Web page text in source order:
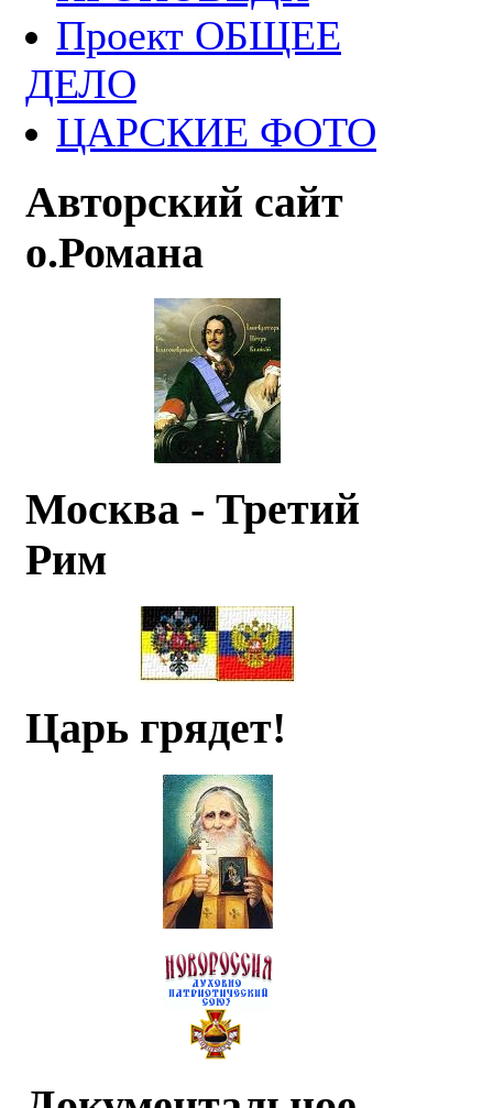
Проект ОБЩЕЕ
ДЕЛО
ЦАРСКИЕ ФОТО
Авторский сайт
о.Романа
Москва - Третий
Рим
Царь грядет!